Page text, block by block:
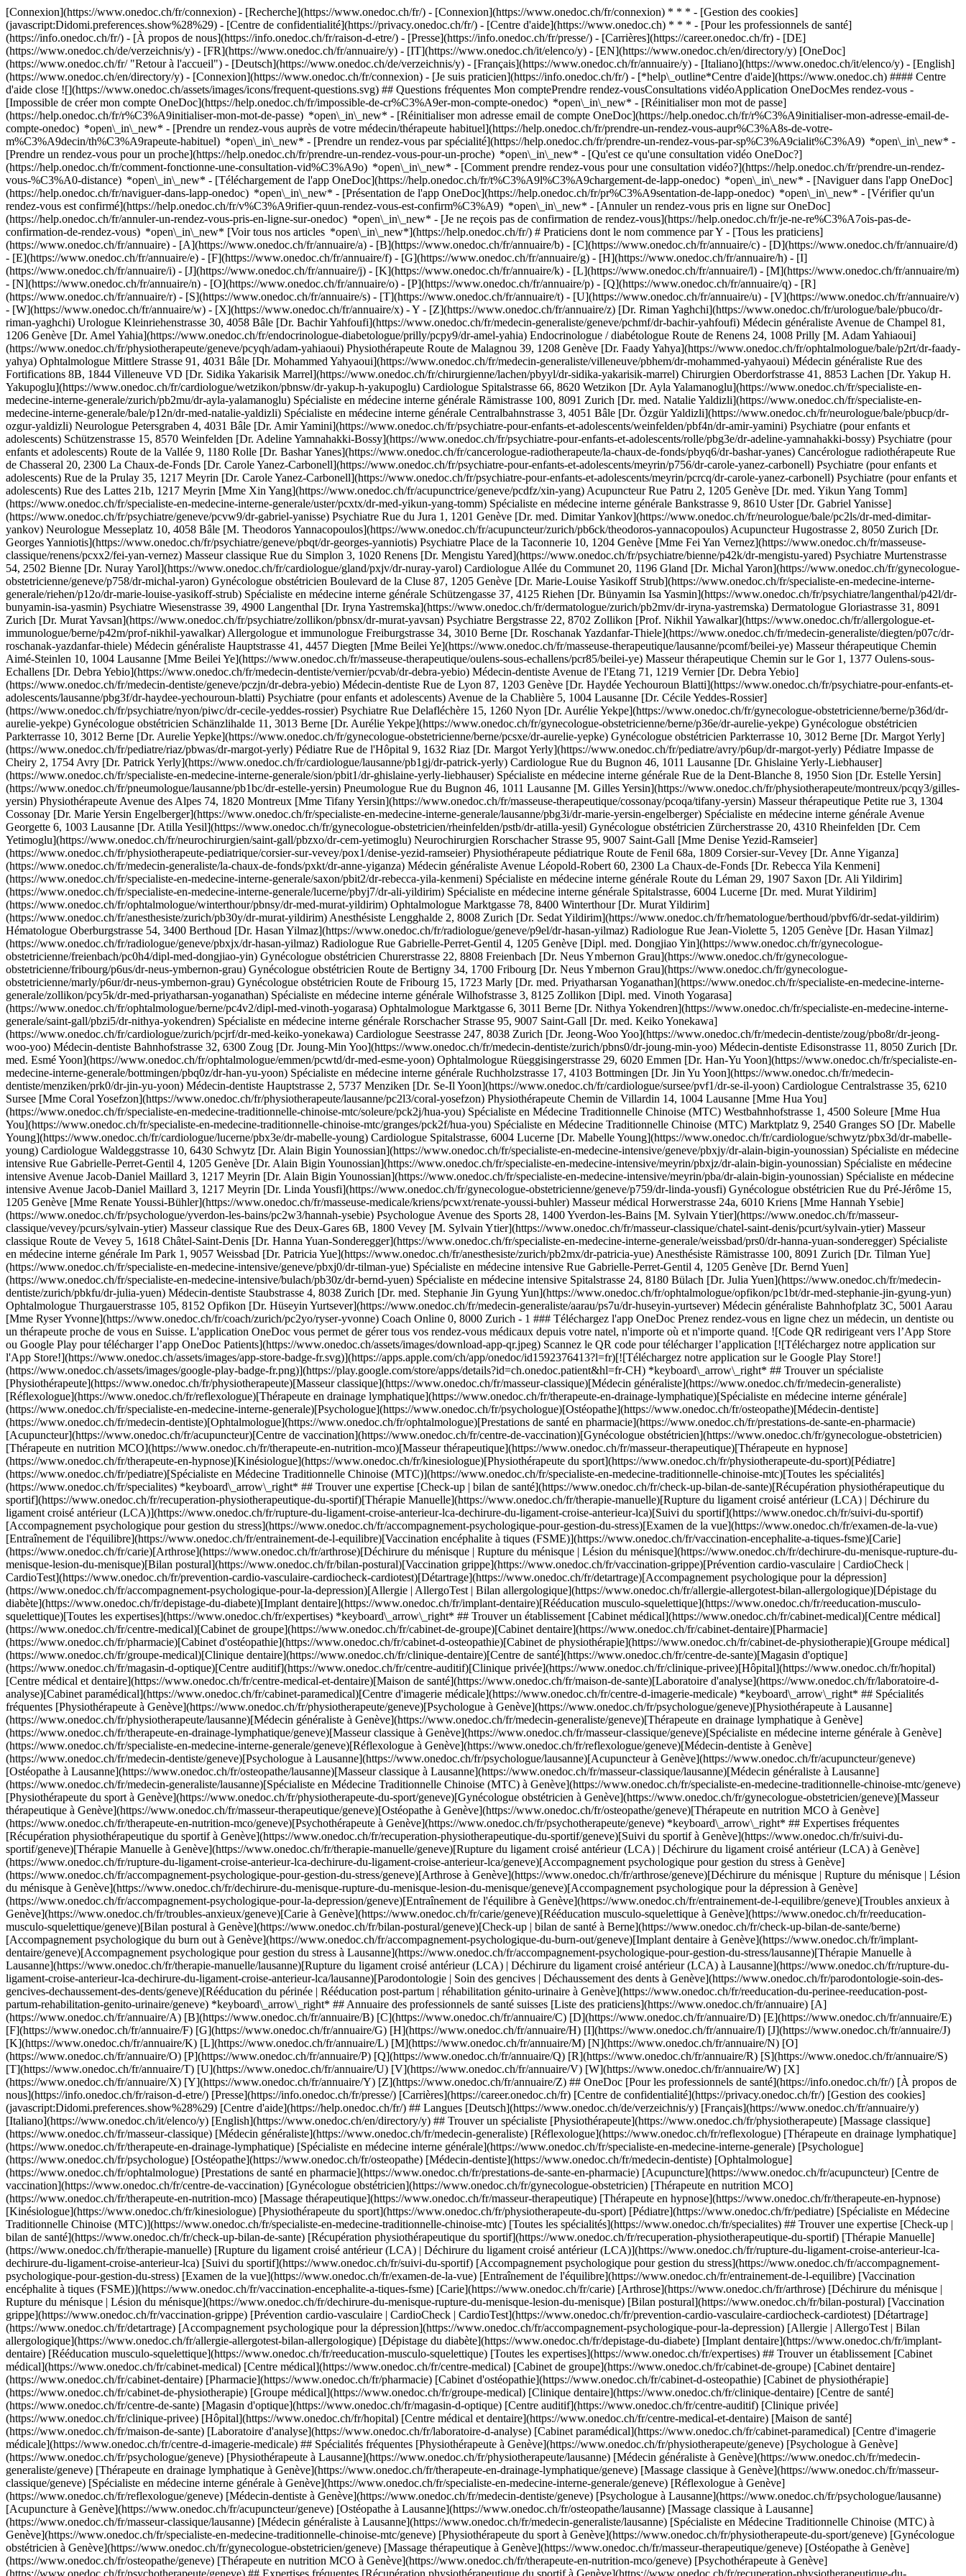
[Connexion](https://www.onedoc.ch/fr/connexion) - [Recherche](https://www.onedoc.ch/fr/) - [Connexion](https://www.onedoc.ch/fr/connexion) * * * - [Gestion des cookies]
(javascript:Didomi.preferences.show%28%29) - [Centre de confidentialité](https://privacy.onedoc.ch/fr/) - [Centre d'aide](https://www.onedoc.ch) * * * - [Pour les professionnels de santé]
(https://info.onedoc.ch/fr/) - [À propos de nous](https://info.onedoc.ch/fr/raison-d-etre/) - [Presse](https://info.onedoc.ch/fr/presse/) - [Carrières](https://career.onedoc.ch/fr) - [DE]
(https://www.onedoc.ch/de/verzeichnis/y) - [FR](https://www.onedoc.ch/fr/annuaire/y) - [IT](https://www.onedoc.ch/it/elenco/y) - [EN](https://www.onedoc.ch/en/directory/y) [OneDoc]
(https://www.onedoc.ch/fr/ "Retour à l'accueil") - [Deutsch](https://www.onedoc.ch/de/verzeichnis/y) - [Français](https://www.onedoc.ch/fr/annuaire/y) - [Italiano](https://www.onedoc.ch/it/elenco/y) - [English]
(https://www.onedoc.ch/en/directory/y) - [Connexion](https://www.onedoc.ch/fr/connexion) - [Je suis praticien](https://info.onedoc.ch/fr/) - [*help\_outline*Centre d'aide](https://www.onedoc.ch) #### Centre
d'aide close ![](https://www.onedoc.ch/assets/images/icons/frequent-questions.svg) ## Questions fréquentes Mon comptePrendre rendez-vousConsultations vidéoApplication OneDocMes rendez-vous -
[Impossible de créer mon compte OneDoc](https://help.onedoc.ch/fr/impossible-de-cr%C3%A9er-mon-compte-onedoc) *open\_in\_new* - [Réinitialiser mon mot de passe]
(https://help.onedoc.ch/fr/r%C3%A9initialiser-mon-mot-de-passe) *open\_in\_new* - [Réinitialiser mon adresse email de compte OneDoc](https://help.onedoc.ch/fr/r%C3%A9initialiser-mon-adresse-email-de-
compte-onedoc) *open\_in\_new* - [Prendre un rendez-vous auprès de votre médecin/thérapeute habituel](https://help.onedoc.ch/fr/prendre-un-rendez-vous-aupr%C3%A8s-de-votre-
m%C3%A9decin/th%C3%A9rapeute-habituel) *open\_in\_new* - [Prendre un rendez-vous par spécialité](https://help.onedoc.ch/fr/prendre-un-rendez-vous-par-sp%C3%A9cialit%C3%A9) *open\_in\_new* -
[Prendre un rendez-vous pour un proche](https://help.onedoc.ch/fr/prendre-un-rendez-vous-pour-un-proche) *open\_in\_new* - [Qu'est ce qu'une consultation vidéo OneDoc?]
(https://help.onedoc.ch/fr/comment-fonctionne-une-consultation-vid%C3%A9o) *open\_in\_new* - [Comment prendre rendez-vous pour une consultation vidéo?](https://help.onedoc.ch/fr/prendre-un-rendez-
vous-%C3%A0-distance) *open\_in\_new* - [Téléchargement de l'app OneDoc](https://help.onedoc.ch/fr/t%C3%A9l%C3%A9chargement-de-lapp-onedoc) *open\_in\_new* - [Naviguer dans l'app OneDoc]
(https://help.onedoc.ch/fr/naviguer-dans-lapp-onedoc) *open\_in\_new* - [Présentation de l'app OneDoc](https://help.onedoc.ch/fr/pr%C3%A9sentation-de-lapp-onedoc) *open\_in\_new* - [Vérifier qu'un rendez-vous est confirmé](https://help.onedoc.ch/fr/v%C3%A9rifier-quun-rendez-vous-est-confirm%C3%A9) *open\_in\_new* - [Annuler un rendez-vous pris en ligne sur OneDoc](https://help.onedoc.ch/fr/annuler-un-rendez-vous-pris-en-ligne-sur-onedoc) *open\_in\_new* - [Je ne reçois pas de confirmation de rendez-vous](https://help.onedoc.ch/fr/je-ne-re%C3%A7ois-pas-de-confirmation-de-rendez-vous) *open\_in\_new* [Voir tous nos articles *open\_in\_new*](https://help.onedoc.ch/fr/) # Praticiens dont le nom commence par Y - [Tous les praticiens](https://www.onedoc.ch/fr/annuaire) - [A](https://www.onedoc.ch/fr/annuaire/a) - [B](https://www.onedoc.ch/fr/annuaire/b) - [C](https://www.onedoc.ch/fr/annuaire/c) - [D](https://www.onedoc.ch/fr/annuaire/d) - [E](https://www.onedoc.ch/fr/annuaire/e) - [F](https://www.onedoc.ch/fr/annuaire/f) - [G](https://www.onedoc.ch/fr/annuaire/g) - [H](https://www.onedoc.ch/fr/annuaire/h) - [I](https://www.onedoc.ch/fr/annuaire/i) - [J](https://www.onedoc.ch/fr/annuaire/j) - [K](https://www.onedoc.ch/fr/annuaire/k) - [L](https://www.onedoc.ch/fr/annuaire/l) - [M](https://www.onedoc.ch/fr/annuaire/m) - [N](https://www.onedoc.ch/fr/annuaire/n) - [O](https://www.onedoc.ch/fr/annuaire/o) - [P](https://www.onedoc.ch/fr/annuaire/p) - [Q](https://www.onedoc.ch/fr/annuaire/q) - [R](https://www.onedoc.ch/fr/annuaire/r) - [S](https://www.onedoc.ch/fr/annuaire/s) - [T](https://www.onedoc.ch/fr/annuaire/t) - [U](https://www.onedoc.ch/fr/annuaire/u) - [V](https://www.onedoc.ch/fr/annuaire/v) - [W](https://www.onedoc.ch/fr/annuaire/w) - [X](https://www.onedoc.ch/fr/annuaire/x) - Y - [Z](https://www.onedoc.ch/fr/annuaire/z) [Dr. Riman Yaghchi](https://www.onedoc.ch/fr/urologue/bale/pbuco/dr-riman-yaghchi) Urologue Kleinriehenstrasse 30, 4058 Bâle [Dr. Bachir Yahfoufi](https://www.onedoc.ch/fr/medecin-generaliste/geneve/pchmf/dr-bachir-yahfoufi) Médecin généraliste Avenue de Champel 81, 1206 Genève [Dr. Amel Yahia](https://www.onedoc.ch/fr/endocrinologue-diabetologue/prilly/pcpy9/dr-amel-yahia) Endocrinologue / diabétologue Route de Renens 24, 1008 Prilly [M. Adam Yahiaoui](https://www.onedoc.ch/fr/physiotherapeute/geneve/pcyqh/adam-yahiaoui) Physiothérapeute Route de Malagnou 39, 1208 Genève [Dr. Faady Yahya](https://www.onedoc.ch/fr/ophtalmologue/bale/p2rt/dr-faady-yahya) Ophtalmologue Mittlere Strasse 91, 4031 Bâle [Dr. Mohammed Yahyaoui](https://www.onedoc.ch/fr/medecin-generaliste/villeneuve/pbhem/dr-mohammed-yahyaoui) Médecin généraliste Rue des Fortifications 8B, 1844 Villeneuve VD [Dr. Sidika Yakarisik Marrel](https://www.onedoc.ch/fr/chirurgienne/lachen/pbyyl/dr-sidika-yakarisik-marrel) Chirurgien Oberdorfstrasse 41, 8853 Lachen [Dr. Yakup H. Yakupoglu](https://www.onedoc.ch/fr/cardiologue/wetzikon/pbnsw/dr-yakup-h-yakupoglu) Cardiologue Spitalstrasse 66, 8620 Wetzikon [Dr. Ayla Yalamanoglu](https://www.onedoc.ch/fr/specialiste-en-medecine-interne-generale/zurich/pb2mu/dr-ayla-yalamanoglu) Spécialiste en médecine interne générale Rämistrasse 100, 8091 Zurich [Dr. med. Natalie Yaldizli](https://www.onedoc.ch/fr/specialiste-en-medecine-interne-generale/bale/p12n/dr-med-natalie-yaldizli) Spécialiste en médecine interne générale Centralbahnstrasse 3, 4051 Bâle [Dr. Özgür Yaldizli](https://www.onedoc.ch/fr/neurologue/bale/pbucp/dr-ozgur-yaldizli) Neurologue Petersgraben 4, 4031 Bâle [Dr. Amir Yamini](https://www.onedoc.ch/fr/psychiatre-pour-enfants-et-adolescents/weinfelden/pbf4n/dr-amir-yamini) Psychiatre (pour enfants et adolescents) Schützenstrasse 15, 8570 Weinfelden [Dr. Adeline Yamnahakki-Bossy](https://www.onedoc.ch/fr/psychiatre-pour-enfants-et-adolescents/rolle/pbg3e/dr-adeline-yamnahakki-bossy) Psychiatre (pour enfants et adolescents) Route de la Vallée 9, 1180 Rolle [Dr. Bashar Yanes](https://www.onedoc.ch/fr/cancerologue-radiotherapeute/la-chaux-de-fonds/pbyq6/dr-bashar-yanes) Cancérologue radiothérapeute Rue de Chasseral 20, 2300 La Chaux-de-Fonds [Dr. Carole Yanez-Carbonell](https://www.onedoc.ch/fr/psychiatre-pour-enfants-et-adolescents/meyrin/p756/dr-carole-yanez-carbonell) Psychiatre (pour enfants et adolescents) Rue de la Prulay 35, 1217 Meyrin [Dr. Carole Yanez-Carbonell](https://www.onedoc.ch/fr/psychiatre-pour-enfants-et-adolescents/meyrin/pcrcq/dr-carole-yanez-carbonell) Psychiatre (pour enfants et adolescents) Rue des Lattes 21b, 1217 Meyrin [Mme Xin Yang](https://www.onedoc.ch/fr/acupunctrice/geneve/pcdfz/xin-yang) Acupuncteur Rue Patru 2, 1205 Genève [Dr. med. Yikun Yang Tomm](https://www.onedoc.ch/fr/specialiste-en-medecine-interne-generale/uster/pcxtx/dr-med-yikun-yang-tomm) Spécialiste en médecine interne générale Bankstrasse 9, 8610 Uster [Dr. Gabriel Yanisse](https://www.onedoc.ch/fr/psychiatre/geneve/pcvw9/dr-gabriel-yanisse) Psychiatre Rue du Jura 1, 1201 Genève [Dr. med. Dimitar Yankov](https://www.onedoc.ch/fr/neurologue/bale/pc2ls/dr-med-dimitar-yankov) Neurologue Messeplatz 10, 4058 Bâle [M. Theodoros Yannacopoulos](https://www.onedoc.ch/fr/acupuncteur/zurich/pb6ck/theodoros-yannacopoulos) Acupuncteur Hugostrasse 2, 8050 Zurich [Dr. Georges Yanniotis](https://www.onedoc.ch/fr/psychiatre/geneve/pbqt/dr-georges-yanniotis) Psychiatre Place de la Taconnerie 10, 1204 Genève [Mme Fei Yan Vernez](https://www.onedoc.ch/fr/masseuse-classique/renens/pcxx2/fei-yan-vernez) Masseur classique Rue du Simplon 3, 1020 Renens [Dr. Mengistu Yared](https://www.onedoc.ch/fr/psychiatre/bienne/p42k/dr-mengistu-yared) Psychiatre Murtenstrasse 54, 2502 Bienne [Dr. Nuray Yarol](https://www.onedoc.ch/fr/cardiologue/gland/pxjv/dr-nuray-yarol) Cardiologue Allée du Communet 20, 1196 Gland [Dr. Michal Yaron](https://www.onedoc.ch/fr/gynecologue-obstetricienne/geneve/p758/dr-michal-yaron) Gynécologue obstétricien Boulevard de la Cluse 87, 1205 Genève [Dr. Marie-Louise Yasikoff Strub](https://www.onedoc.ch/fr/specialiste-en-medecine-interne-generale/riehen/p12o/dr-marie-louise-yasikoff-strub) Spécialiste en médecine interne générale Schützengasse 37, 4125 Riehen [Dr. Bünyamin Isa Yasmin](https://www.onedoc.ch/fr/psychiatre/langenthal/p42l/dr-bunyamin-isa-yasmin) Psychiatre Wiesenstrasse 39, 4900 Langenthal [Dr. Iryna Yastremska](https://www.onedoc.ch/fr/dermatologue/zurich/pb2mv/dr-iryna-yastremska) Dermatologue Gloriastrasse 31, 8091 Zurich [Dr. Murat Yavsan](https://www.onedoc.ch/fr/psychiatre/zollikon/pbnsx/dr-murat-yavsan) Psychiatre Bergstrasse 22, 8702 Zollikon [Prof. Nikhil Yawalkar](https://www.onedoc.ch/fr/allergologue-et-immunologue/berne/p42m/prof-nikhil-yawalkar) Allergologue et immunologue Freiburgstrasse 34, 3010 Berne [Dr. Roschanak Yazdanfar-Thiele](https://www.onedoc.ch/fr/medecin-generaliste/diegten/p07c/dr-roschanak-yazdanfar-thiele) Médecin généraliste Hauptstrasse 41, 4457 Diegten [Mme Beilei Ye](https://www.onedoc.ch/fr/masseuse-therapeutique/lausanne/pcomf/beilei-ye) Masseur thérapeutique Chemin Aimé-Steinlen 10, 1004 Lausanne [Mme Beilei Ye](https://www.onedoc.ch/fr/masseuse-therapeutique/oulens-sous-echallens/pcr85/beilei-ye) Masseur thérapeutique Chemin sur le Gor 1, 1377 Oulens-sous-Echallens [Dr. Debra Yebio](https://www.onedoc.ch/fr/medecin-dentiste/vernier/pcvab/dr-debra-yebio) Médecin-dentiste Avenue de l'Etang 71, 1219 Vernier [Dr. Debra Yebio](https://www.onedoc.ch/fr/medecin-dentiste/geneve/pczjn/dr-debra-yebio) Médecin-dentiste Rue de Lyon 87, 1203 Genève [Dr. Haydée Yechouroun Blatti](https://www.onedoc.ch/fr/psychiatre-pour-enfants-et-adolescents/lausanne/pbg3f/dr-haydee-yechouroun-blatti) Psychiatre (pour enfants et adolescents) Avenue de la Chablière 5, 1004 Lausanne [Dr. Cécile Yeddes-Rossier](https://www.onedoc.ch/fr/psychiatre/nyon/piwc/dr-cecile-yeddes-rossier) Psychiatre Rue Delafléchère 15, 1260 Nyon [Dr. Aurélie Yekpe](https://www.onedoc.ch/fr/gynecologue-obstetricienne/berne/p36d/dr-aurelie-yekpe) Gynécologue obstétricien Schänzlihalde 11, 3013 Berne [Dr. Aurélie Yekpe](https://www.onedoc.ch/fr/gynecologue-obstetricienne/berne/p36e/dr-aurelie-yekpe) Gynécologue obstétricien Parkterrasse 10, 3012 Berne [Dr. Aurelie Yepke](https://www.onedoc.ch/fr/gynecologue-obstetricienne/berne/pcsxe/dr-aurelie-yepke) Gynécologue obstétricien Parkterrasse 10, 3012 Berne [Dr. Margot Yerly](https://www.onedoc.ch/fr/pediatre/riaz/pbwas/dr-margot-yerly) Pédiatre Rue de l'Hôpital 9, 1632 Riaz [Dr. Margot Yerly](https://www.onedoc.ch/fr/pediatre/avry/p6up/dr-margot-yerly) Pédiatre Impasse de Cheiry 2, 1754 Avry [Dr. Patrick Yerly](https://www.onedoc.ch/fr/cardiologue/lausanne/pb1gj/dr-patrick-yerly) Cardiologue Rue du Bugnon 46, 1011 Lausanne [Dr. Ghislaine Yerly-Liebhauser](https://www.onedoc.ch/fr/specialiste-en-medecine-interne-generale/sion/pbit1/dr-ghislaine-yerly-liebhauser) Spécialiste en médecine interne générale Rue de la Dent-Blanche 8, 1950 Sion [Dr. Estelle Yersin](https://www.onedoc.ch/fr/pneumologue/lausanne/pb1bc/dr-estelle-yersin) Pneumologue Rue du Bugnon 46, 1011 Lausanne [M. Gilles Yersin](https://www.onedoc.ch/fr/physiotherapeute/montreux/pcqy3/gilles-yersin) Physiothérapeute Avenue des Alpes 74, 1820 Montreux [Mme Tifany Yersin](https://www.onedoc.ch/fr/masseuse-therapeutique/cossonay/pcoqa/tifany-yersin) Masseur thérapeutique Petite rue 3, 1304 Cossonay [Dr. Marie Yersin Engelberger](https://www.onedoc.ch/fr/specialiste-en-medecine-interne-generale/lausanne/pbg3i/dr-marie-yersin-engelberger) Spécialiste en médecine interne générale Avenue Georgette 6, 1003 Lausanne [Dr. Atilla Yesil](https://www.onedoc.ch/fr/gynecologue-obstetricien/rheinfelden/pstb/dr-atilla-yesil) Gynécologue obstétricien Zürcherstrasse 20, 4310 Rheinfelden [Dr. Cem Yetimoglu](https://www.onedoc.ch/fr/neurochirurgien/saint-gall/pbzxo/dr-cem-yetimoglu) Neurochirurgien Rorschacher Strasse 95, 9007 Saint-Gall [Mme Denise Yezid-Ramseier](https://www.onedoc.ch/fr/physiotherapeute-pediatrique/corsier-sur-vevey/pox